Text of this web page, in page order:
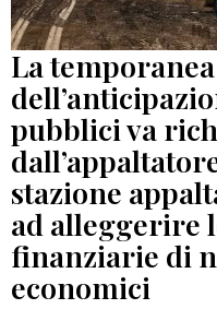
La
pubblici va
stazione
ad alleggerire
finanziarie di
economici